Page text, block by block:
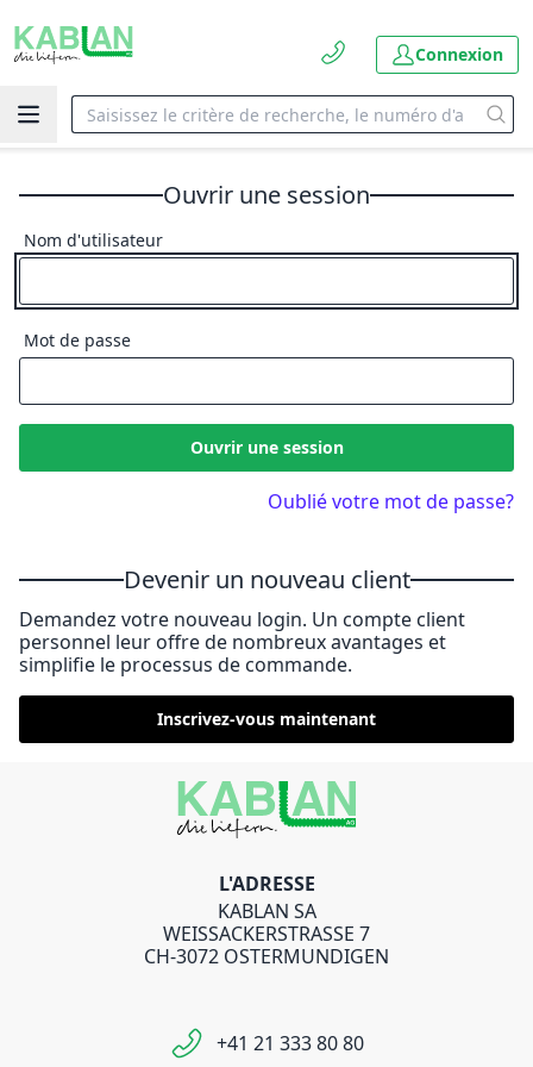
Connexion
Ouvrir une session
Nom d'utilisateur
Mot de passe
Ouvrir une session
Oublié votre mot de passe?
Devenir un nouveau client
Demandez votre nouveau login. Un compte client
personnel leur offre de nombreux avantages et
simplifie le processus de commande.
Inscrivez-vous maintenant
L'ADRESSE
KABLAN SA
WEISSACKERSTRASSE 7
CH-3072 OSTERMUNDIGEN
+41 21 333 80 80